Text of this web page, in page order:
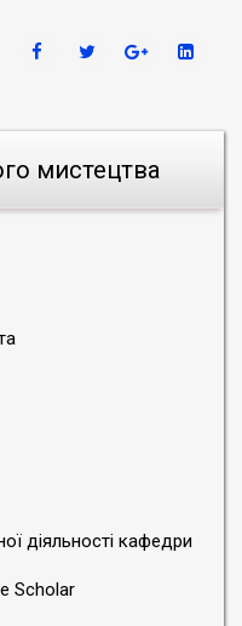
мистецтва
діяльності кафедри
Scholar